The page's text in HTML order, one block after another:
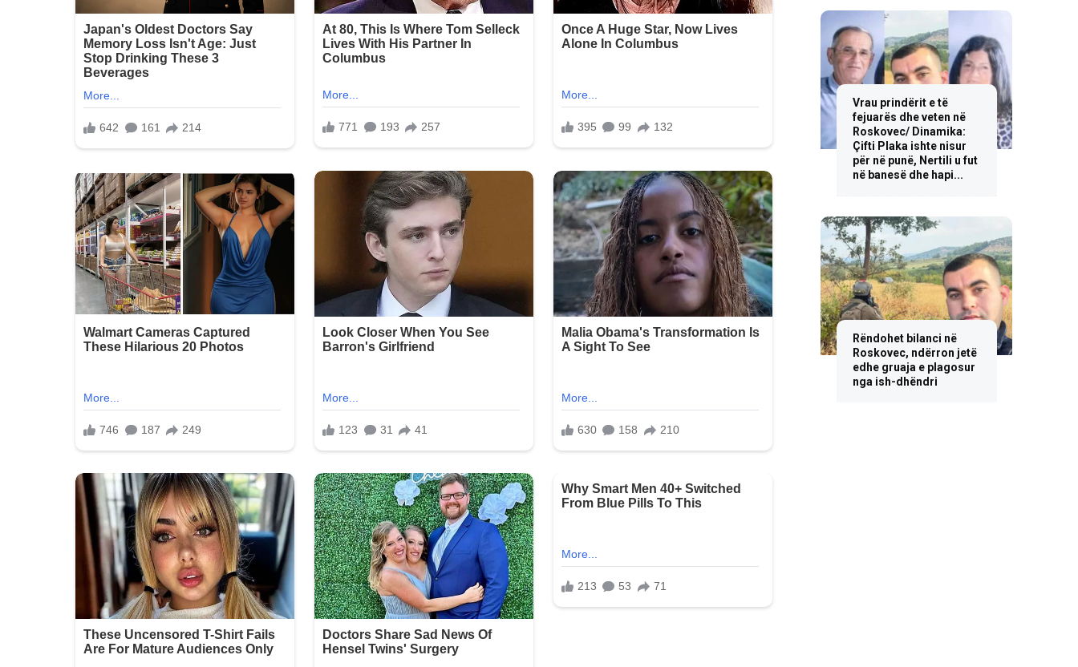
Vrau prindërit e të
fejuarës dhe veten në
Roskovec/ Dinamika:
Çifti Plaka ishte nisur
për në punë, Nertili u fut
në banesë dhe hapi...
Rëndohet bilanci në
Roskovec, ndërron jetë
edhe gruaja e plagosur
nga ish-dhëndri